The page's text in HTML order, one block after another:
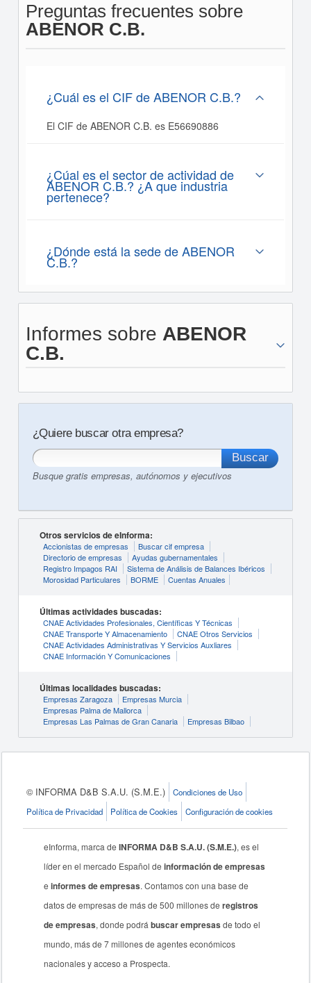
Preguntas frecuentes sobre
ABENOR C.B.
¿Cuál es el CIF de ABENOR C.B.?
El CIF de ABENOR C.B. es E56690886
¿Cúal es el sector de actividad de
ABENOR C.B.? ¿A que industria
pertenece?
¿Dónde está la sede de ABENOR
C.B.?
Informes sobre ABENOR
C.B.
¿Quiere buscar otra empresa?
Busque gratis empresas, autónomos y ejecutivos
Otros servicios de eInforma:
Accionistas de empresas
Buscar cif empresa
Directorio de empresas
Ayudas gubernamentales
Registro Impagos RAI
Sistema de Análisis de Balances Ibéricos
Morosidad Particulares
BORME Cuentas Anuales
Últimas actividades buscadas:
CNAE Actividades Profesionales, Científicas Y Técnicas
CNAE Transporte Y Almacenamiento
CNAE Otros Servicios
CNAE Actividades Administrativas Y Servicios Auxliares
CNAE Información Y Comunicaciones
Últimas localidades buscadas:
Empresas Zaragoza
Empresas Murcia
Empresas Palma de Mallorca
Empresas Las Palmas de Gran Canaria
Empresas Bilbao
© INFORMA D&B S.A.U. (S.M.E.)
Condiciones de Uso
Política de Privacidad
Política de Cookies Configuración de cookies
eInforma, marca deINFORMA D&B S.A.U. (S.M.E.), es el
líder en el mercado Español deinformación de empresas
einformes de empresas. Contamos con una base de
datos de empresas de más de 500 millones deregistros
de empresas, donde podrábuscar empresas de todo el
mundo, más de 7 millones de agentes económicos
nacionales y acceso a Prospecta.